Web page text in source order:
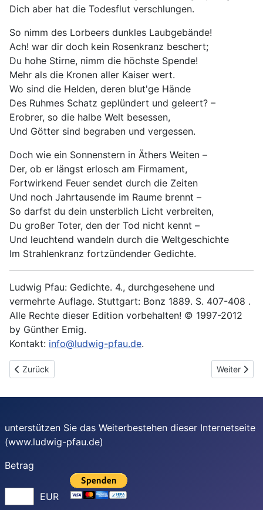
Dich aber hat die Todesflut verschlungen.
So nimm des Lorbeers dunkles Laubgebände!
Ach! war dir doch kein Rosenkranz beschert;
Du hohe Stirne, nimm die höchste Spende!
Mehr als die Kronen aller Kaiser wert.
Wo sind die Helden, deren blut'ge Hände
Des Ruhmes Schatz geplündert und geleert? –
Erobrer, so die halbe Welt besessen,
Und Götter sind begraben und vergessen.
Doch wie ein Sonnenstern in Äthers Weiten –
Der, ob er längst erlosch am Firmament,
Fortwirkend Feuer sendet durch die Zeiten
Und noch Jahrtausende im Raume brennt –
So darfst du dein unsterblich Licht verbreiten,
Du großer Toter, den der Tod nicht kennt –
Und leuchtend wandeln durch die Weltgeschichte
Im Strahlenkranz fortzündender Gedichte.
Ludwig Pfau: Gedichte. 4., durchgesehene und
vermehrte Auflage. Stuttgart: Bonz 1889. S. 407-408 .
Alle Rechte dieser Edition vorbehalten! © 1997-2012
by Günther Emig.
Kontakt: info@ludwig-pfau.de.
Vorheriger Beitrag: Schillerkantate
Zurück Nächster
Weiter
unterstützen Sie das Weiterbestehen dieser Internetseite
(www.ludwig-pfau.de)
Betrag
EUR